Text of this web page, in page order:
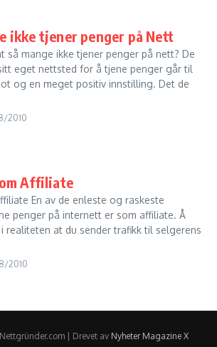
ikke tjener penger på Nett
så mange ikke tjener penger på nett? De
eget nettsted for å tjene penger går til
og en meget positiv innstilling. Det de
2010
Affiliate
En av de enleste og raskeste
penger på internett er som affiliate. Å
realiteten at du sender trafikk til selgerens
2010
| Drevet av Nyheter Magazine X